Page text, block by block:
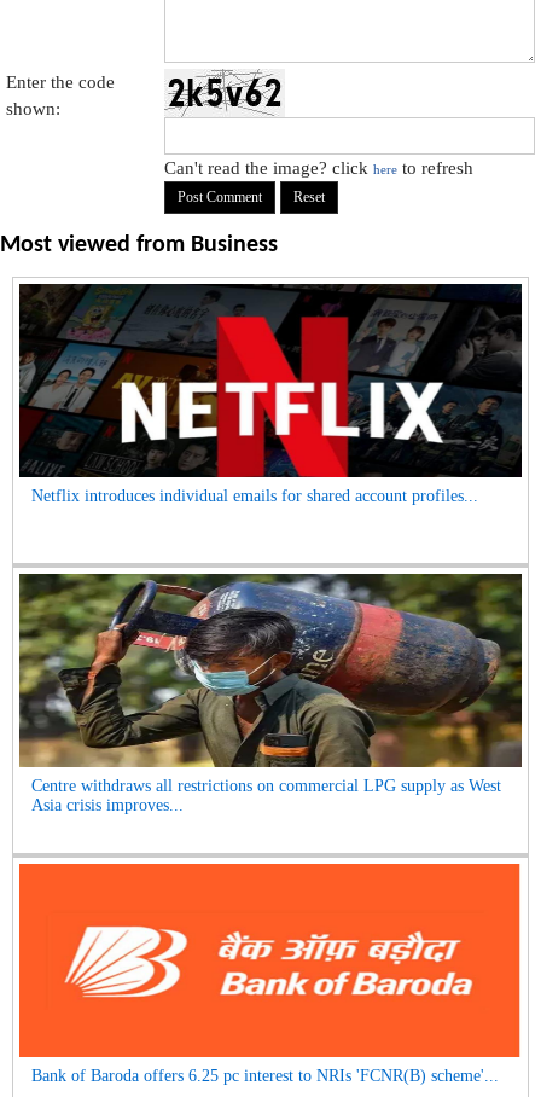
Enter the code
shown:
Can't read the image? clickhere to refresh
Most viewed from Business
Netflix introduces individual emails for shared account profiles...
Centre withdraws all restrictions on commercial LPG supply as West
Asia crisis improves...
Bank of Baroda offers 6.25 pc interest to NRIs 'FCNR(B) scheme'...